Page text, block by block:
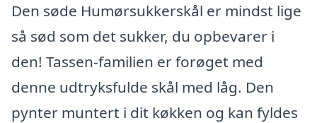
Den søde Humørsukkerskål er mindst lige
så sød som det sukker, du opbevarer i
den! Tassen-familien er forøget med
denne udtryksfulde skål med låg. Den
pynter muntert i dit køkken og kan fyldes